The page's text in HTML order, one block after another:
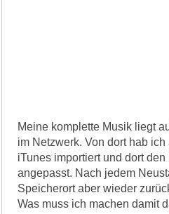
Meine komplette Musik liegt
im Netzwerk. Von dort hab
iTunes importiert und dort
angepasst. Nach jedem
Speicherort aber wieder
Was muss ich machen damit